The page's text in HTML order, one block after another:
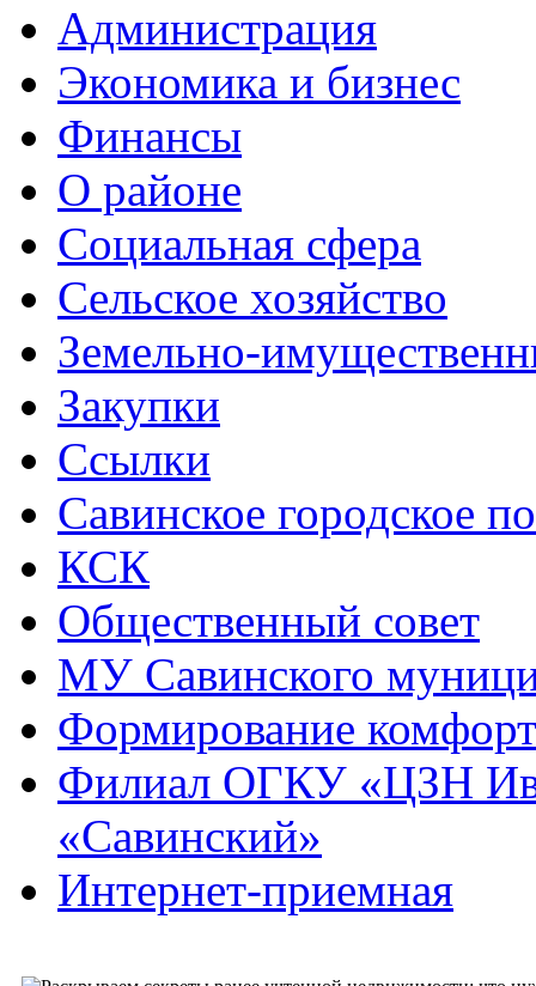
Администрация
Экономика и бизнес
Финансы
О районе
Социальная сфера
Сельское хозяйство
Земельно-
Закупки
Ссылки
Савинское городское
КСК
Общественный совет
МУ Савинского
Формирование
Филиал ОГКУ «ЦЗН
«Савинский»
Интернет-приемная